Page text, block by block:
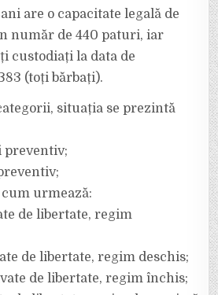
DEȚINUȚI
SUNT
ÎNCHIȘI
LA
PENITENCIARUL
LIBERTATE
SUNT
CONSIDERATE
PERICULOASE
are o capacitate legală de
număr de 440 paturi, iar
custodiați la data de
(toți bărbați).
situația se prezintă
preventiv;
urmează:
de libertate, regim
de libertate, regim deschis;
de libertate, regim închis;